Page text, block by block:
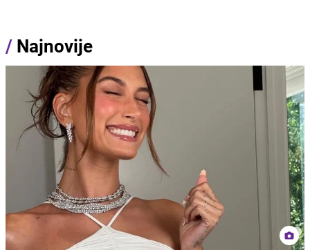
/ Najnovije